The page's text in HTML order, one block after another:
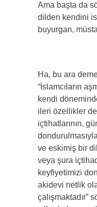
Ama başta da
dilden kendini
buyurgan,
Ha, bu ara
“İslamcıların
kendi
ileri özellikler
içtihatlarının,
ve eskimiş bir
veya şura
keyfiyetimizi
akidevi netlik
çalışmaktadır”